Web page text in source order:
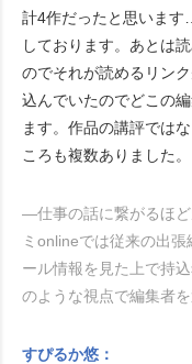
計4作だったと思いま
しております。あとは
のでそれが読めるリン
込んでいたのでどこの
ます。作品の講評では
ころも複数ありました。
―仕事の話に繋がるほ
ミonlineでは従来の出
ール情報を見た上で持
のような視点で編集者
すぴるか悠：